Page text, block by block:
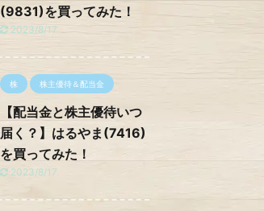
(9831)を買ってみた！
2023/8/17
株 株主優待＆配当金
【配当金と株主優待いつ
届く？】はるやま(7416)
を買ってみた！
2023/8/17